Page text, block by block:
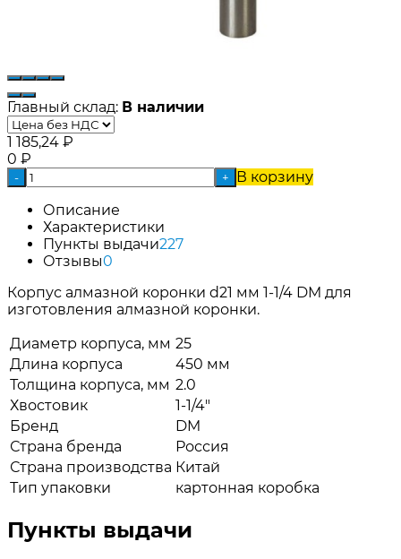
Главный склад: В наличии
1 185,24 ₽
0 ₽
- +
В корзину
Описание
Характеристики
Пункты выдачи227
Отзывы0
Корпус алмазной коронки d21 мм 1-1/4 DM для
изготовления алмазной коронки.
Диаметр корпуса, мм 25
Длина корпуса
450 мм
Толщина корпуса, мм 2.0
Хвостовик
1-1/4"
Бренд
DM
Страна бренда
Россия
Страна производства Китай
Тип упаковки
картонная коробка
Пункты выдачи